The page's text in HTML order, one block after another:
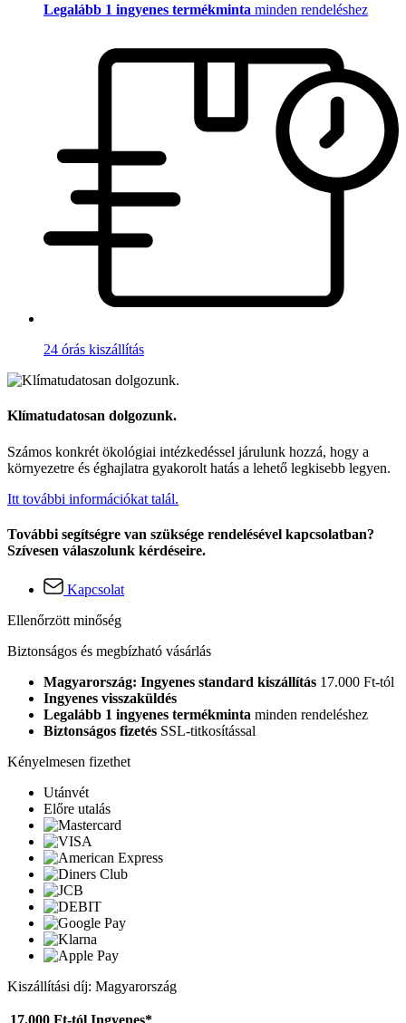
Legalább 1 ingyenes termékminta minden rendeléshez
24 órás kiszállítás
Klímatudatosan dolgozunk.
Számos konkrét ökológiai intézkedéssel járulunk hozzá, hogy a
környezetre és éghajlatra gyakorolt hatás a lehető legkisebb legyen.
Itt további információkat talál.
További segítségre van szüksége rendelésével kapcsolatban?
Szívesen válaszolunk kérdéseire.
Kapcsolat
Ellenőrzött minőség
Biztonságos és megbízható vásárlás
Magyarország: Ingyenes standard kiszállítás 17.000 Ft-tól
Ingyenes visszaküldés
Legalább 1 ingyenes termékminta minden rendeléshez
Biztonságos fizetés SSL-titkosítással
Kényelmesen fizethet
Utánvét
Előre utalás
Kiszállítási díj: Magyarország